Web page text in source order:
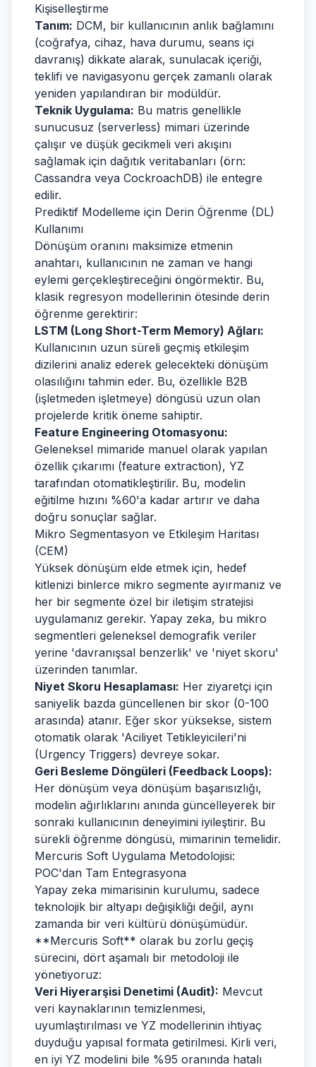
Kişiselleştirme
Tanım: DCM, bir kullanıcının anlık bağlamını
(coğrafya, cihaz, hava durumu, seans içi
davranış) dikkate alarak, sunulacak içeriği,
teklifi ve navigasyonu gerçek zamanlı olarak
yeniden yapılandıran bir modüldür.
Teknik Uygulama: Bu matris genellikle
sunucusuz (serverless) mimari üzerinde
çalışır ve düşük gecikmeli veri akışını
sağlamak için dağıtık veritabanları (örn:
Cassandra veya CockroachDB) ile entegre
edilir.
Prediktif Modelleme için Derin Öğrenme (DL)
Kullanımı
Dönüşüm oranını maksimize etmenin
anahtarı, kullanıcının ne zaman ve hangi
eylemi gerçekleştireceğini öngörmektir. Bu,
klasik regresyon modellerinin ötesinde derin
öğrenme gerektirir:
LSTM (Long Short-Term Memory) Ağları:
Kullanıcının uzun süreli geçmiş etkileşim
dizilerini analiz ederek gelecekteki dönüşüm
olasılığını tahmin eder. Bu, özellikle B2B
(işletmeden işletmeye) döngüsü uzun olan
projelerde kritik öneme sahiptir.
Feature Engineering Otomasyonu:
Geleneksel mimaride manuel olarak yapılan
özellik çıkarımı (feature extraction), YZ
tarafından otomatikleştirilir. Bu, modelin
eğitilme hızını %60'a kadar artırır ve daha
doğru sonuçlar sağlar.
Mikro Segmentasyon ve Etkileşim Haritası
(CEM)
Yüksek dönüşüm elde etmek için, hedef
kitlenizi binlerce mikro segmente ayırmanız ve
her bir segmente özel bir iletişim stratejisi
uygulamanız gerekir. Yapay zeka, bu mikro
segmentleri geleneksel demografik veriler
yerine 'davranışsal benzerlik' ve 'niyet skoru'
üzerinden tanımlar.
Niyet Skoru Hesaplaması: Her ziyaretçi için
saniyelik bazda güncellenen bir skor (0-100
arasında) atanır. Eğer skor yüksekse, sistem
otomatik olarak 'Aciliyet Tetikleyicileri'ni
(Urgency Triggers) devreye sokar.
Geri Besleme Döngüleri (Feedback Loops):
Her dönüşüm veya dönüşüm başarısızlığı,
modelin ağırlıklarını anında güncelleyerek bir
sonraki kullanıcının deneyimini iyileştirir. Bu
sürekli öğrenme döngüsü, mimarinin temelidir.
Mercuris Soft Uygulama Metodolojisi:
POC'dan Tam Entegrasyona
Yapay zeka mimarisinin kurulumu, sadece
teknolojik bir altyapı değişikliği değil, aynı
zamanda bir veri kültürü dönüşümüdür.
**Mercuris Soft** olarak bu zorlu geçiş
sürecini, dört aşamalı bir metodoloji ile
yönetiyoruz:
Veri Hiyerarşisi Denetimi (Audit): Mevcut
veri kaynaklarının temizlenmesi,
uyumlaştırılması ve YZ modellerinin ihtiyaç
duyduğu yapısal formata getirilmesi. Kirli veri,
en iyi YZ modelini bile %95 oranında hatalı